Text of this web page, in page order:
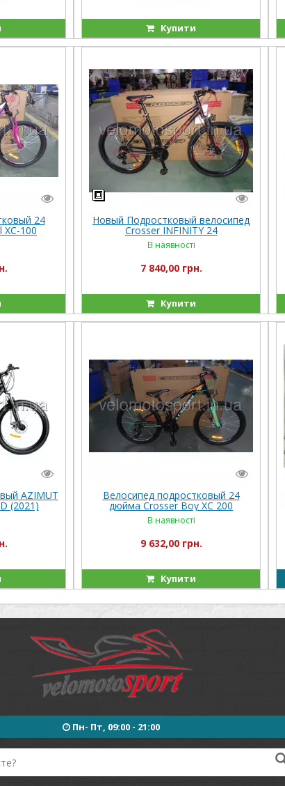
Купити
24
100
Новый Подростковый велосипед
Crosser INFINITY 24
В наявності
7 840,00 грн.
Купити
AZIMUT
(2021)
Велосипед подростковый 24
дюйма Crosser Boy XC 200
В наявності
9 632,00 грн.
Купити
Пн- Пт, 09:00 - 21:00